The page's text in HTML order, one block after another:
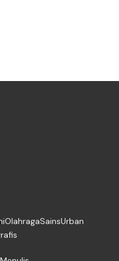
OlahragaSainsUrban